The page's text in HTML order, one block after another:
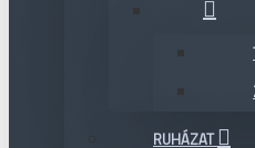
RUHÁZAT